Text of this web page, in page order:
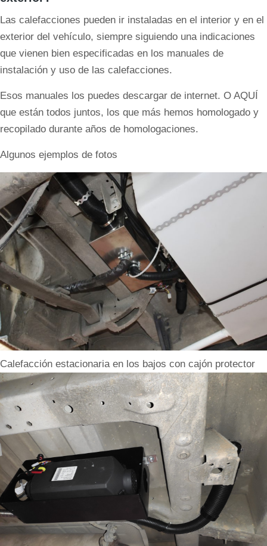
Las calefacciones pueden ir instaladas en el interior y en el
exterior del vehículo, siempre siguiendo una indicaciones
que vienen bien especificadas en los manuales de
instalación y uso de las calefacciones.
Esos manuales los puedes descargar de internet. O AQUÍ
que están todos juntos, los que más hemos homologado y
recopilado durante años de homologaciones.
Algunos ejemplos de fotos
Calefacción estacionaria en los bajos con cajón protector